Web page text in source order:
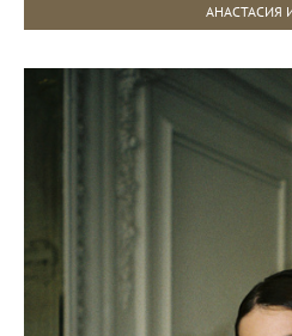
АНАСТАСИЯ